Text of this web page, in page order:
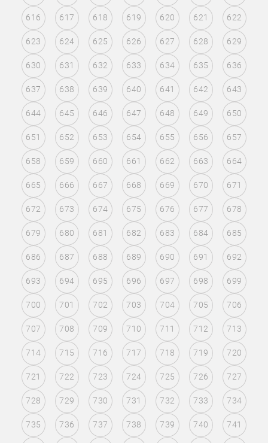
616 617 618 619 620 621 622
623 624 625 626 627 628 629
630 631 632 633 634 635 636
637 638 639 640 641 642 643
644 645 646 647 648 649 650
651 652 653 654 655 656 657
658 659 660 661 662 663 664
665 666 667 668 669 670 671
672 673 674 675 676 677 678
679 680 681 682 683 684 685
686 687 688 689 690 691 692
693 694 695 696 697 698 699
700 701 702 703 704 705 706
707 708 709 710 711 712 713
714 715 716 717 718 719 720
721 722 723 724 725 726 727
728 729 730 731 732 733 734
735 736 737 738 739 740 741